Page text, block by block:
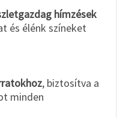
hímzések
és élénk színeket
, biztosítva a
minden